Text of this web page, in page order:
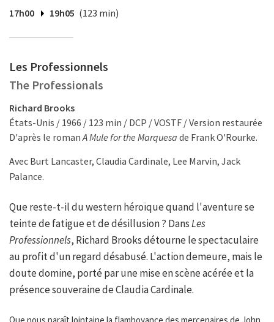
17h00 19h05 (123 min)
Les Professionnels
The Professionals
Richard Brooks
États-Unis / 1966 / 123 min / DCP / VOSTF / Version restaurée
D'après le romanA Mule for the Marquesa de Frank O'Rourke.
Avec Burt Lancaster, Claudia Cardinale, Lee Marvin, Jack
Palance.
Que reste-t-il du western héroïque quand l'aventure se
teinte de fatigue et de désillusion ? DansLes
Professionnels, Richard Brooks détourne le spectaculaire
au profit d'un regard désabusé. L'action demeure, mais le
doute domine, porté par une mise en scène acérée et la
présence souveraine de Claudia Cardinale.